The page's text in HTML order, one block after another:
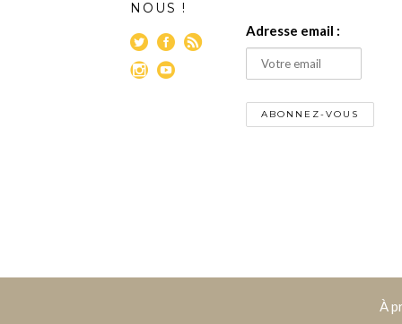
NOUS !
Adresse email :
À